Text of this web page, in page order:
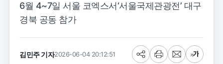
6월 4~7일 서울 코엑스서‘서울국제관광전’ 대구
경북 공동 참가
김민주 기자2026-06-04 20:12:51
공
프
메
글